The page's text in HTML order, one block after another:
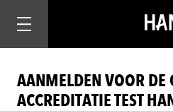
Mobiele navigatie openen
AANMELDEN VOOR DE
ACCREDITATIE TEST